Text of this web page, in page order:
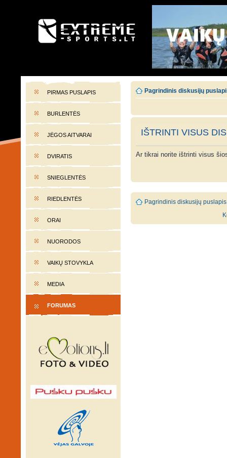
EXTREME-SPORTS.LT
PIRMAS PUSLAPIS
BURLENTĖS
JĖGOS AITVARAI
DVIRATIS
SNIEGLENTĖS
RIEDLENTĖS
ORAI
NUORODOS
VAIKŲ STOVYKLA
MEDIA
FORUMAS
Pagrindinis diskusijų
IŠTRINTI VISUS
Ar tikrai norite ištrinti visus
Pagrindinis diskusijų puslapis